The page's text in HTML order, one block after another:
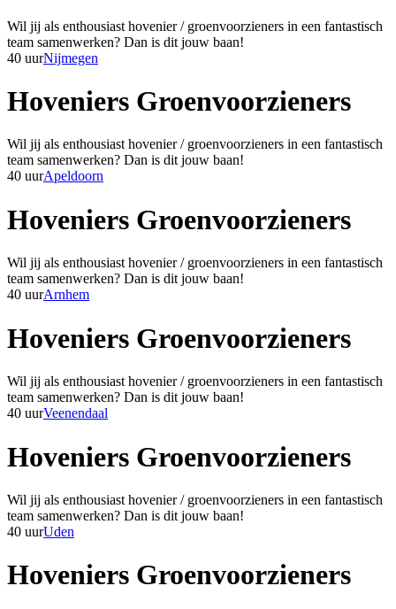
Wil jij als enthousiast hovenier / groenvoorzieners in een fantastisch
team samenwerken? Dan is dit jouw baan!
40 uurNijmegen
Hoveniers Groenvoorzieners
Wil jij als enthousiast hovenier / groenvoorzieners in een fantastisch
team samenwerken? Dan is dit jouw baan!
40 uurApeldoorn
Hoveniers Groenvoorzieners
Wil jij als enthousiast hovenier / groenvoorzieners in een fantastisch
team samenwerken? Dan is dit jouw baan!
40 uurArnhem
Hoveniers Groenvoorzieners
Wil jij als enthousiast hovenier / groenvoorzieners in een fantastisch
team samenwerken? Dan is dit jouw baan!
40 uurVeenendaal
Hoveniers Groenvoorzieners
Wil jij als enthousiast hovenier / groenvoorzieners in een fantastisch
team samenwerken? Dan is dit jouw baan!
40 uurUden
Hoveniers Groenvoorzieners